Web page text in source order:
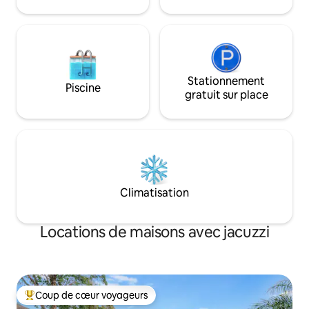
ville de Redding est à seulement
caractéristiques
Piscine
Stationnement
gratuit sur place
Climatisation
Locations de maisons avec jacuzzi
Coups de cœur voyageurs les plus appréciés
Coup de cœur voyageurs